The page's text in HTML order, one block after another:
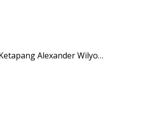
Alexander Wilyo…